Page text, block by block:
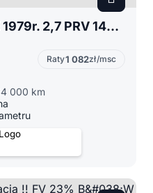
Volvo 262c BERTONE 1979r. 2,7 PRV 140KM RWD KLASYCZNE
Raty1 082zł/msc
000 km